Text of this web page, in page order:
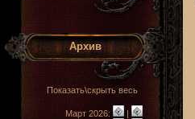
Архив
Показать\скрыть весь
Март 2026:
|